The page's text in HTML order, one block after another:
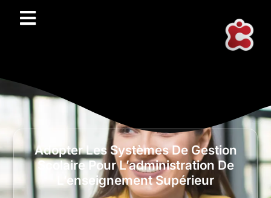
Adopter Les Systèmes De Gestion
Scolaire Pour L’administration De
L’enseignement Supérieur